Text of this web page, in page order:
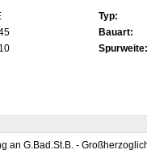
Typ:
Bauart:
Spurweite:
an G.Bad.St.B. -